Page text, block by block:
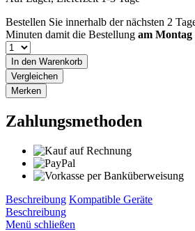
Bestellen Sie innerhalb der nächsten 2
Minuten damit die Bestellung am Montag
In den Warenkorb
Vergleichen
Merken
Zahlungsmethoden
Beschreibung Kompatible Geräte
Beschreibung
Menü schließen